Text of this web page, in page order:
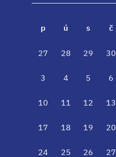
p ú s č
27 28 29 30
3 4 5 6
10 11 12 13
17 18 19 20
24 25 26 27